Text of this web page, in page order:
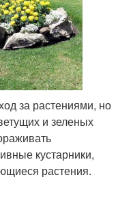
за растениями, но
и зеленых
кустарники,
растения.